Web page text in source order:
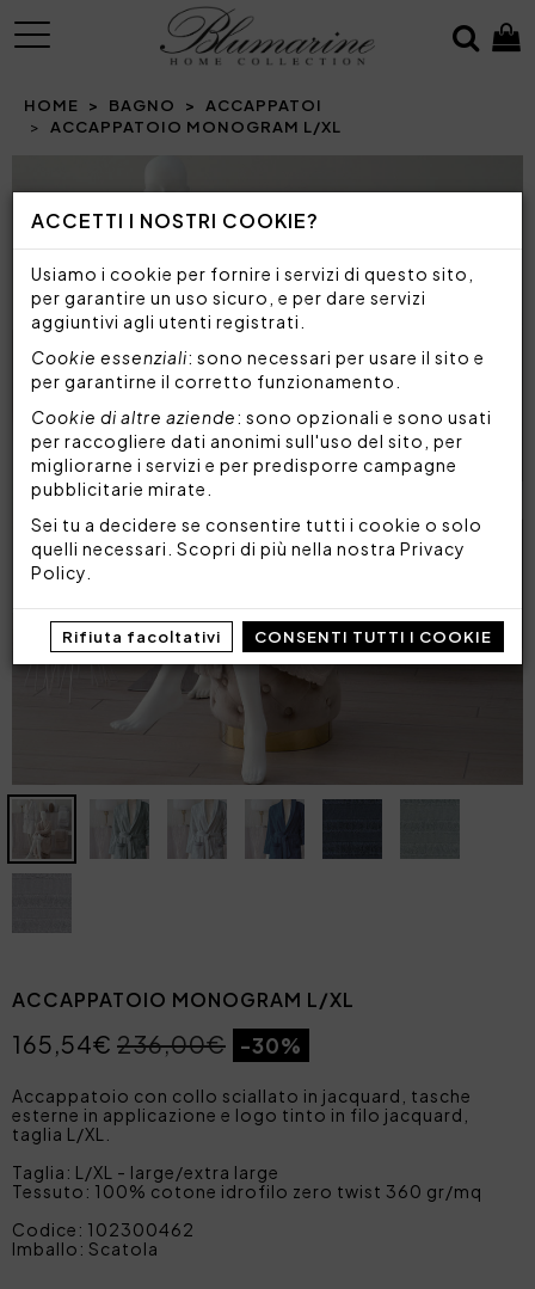
ACCETTI I NOSTRI COOKIE?
Usiamo i cookie per fornire i servizi di questo sito,
per garantire un uso sicuro, e per dare servizi
aggiuntivi agli utenti registrati.
Cookie essenziali: sono necessari per usare il sito e
per garantirne il corretto funzionamento.
Cookie di altre aziende: sono opzionali e sono usati
per raccogliere dati anonimi sull'uso del sito, per
migliorarne i servizi e per predisporre campagne
pubblicitarie mirate.
Sei tu a decidere se consentire tutti i cookie o solo
quelli necessari. Scopri di più nella nostra Privacy
Policy
Rifiuta facoltativi CONSENTI TUTTI I COOKIE
MENU
HOME BAGNO
ACCAPPATOI
ACCAPPATOIO MONOGRAM L/XL
Prev
ACCAPPATOIO MONOGRAM L/XL
165,54€ 236,00€ -30%
Accappatoio con collo sciallato in jacquard, tasche
esterne in applicazione e logo tinto in filo jacquard,
taglia L/XL.
Taglia: L/XL - large/extra large
Tessuto: 100% cotone idrofilo zero twist 360 gr/mq
Codice: 102300462
Imballo: Scatola